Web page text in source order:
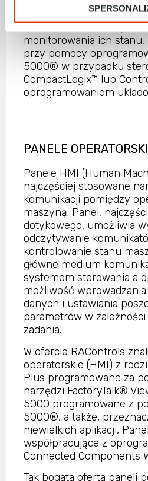
Dynamix™to jedno z
w dziedzinie ochrony
monitorowania ich
przy pomocy
5000® w przypadku
CompactLogix™ lub
oprogramowaniem
PANELE
Panele HMI (Human
najczęściej stosowane
komunikacji pomiędzy
maszyną. Panel,
dotykowego, umożliwia
odczytywanie
kontrolowanie stanu
główne medium
systemem sterowania a
możliwość
danych i ustawiania
parametrów w
zadania.
W ofercie RAControls
operatorskie (HMI) z
Plus programowane za
narzędzi FactoryTalk®
5000 programowane z
5000®, a także,
niewielkich aplikacji,
współpracujące z
Connected Components
Tak bogata oferta paneli